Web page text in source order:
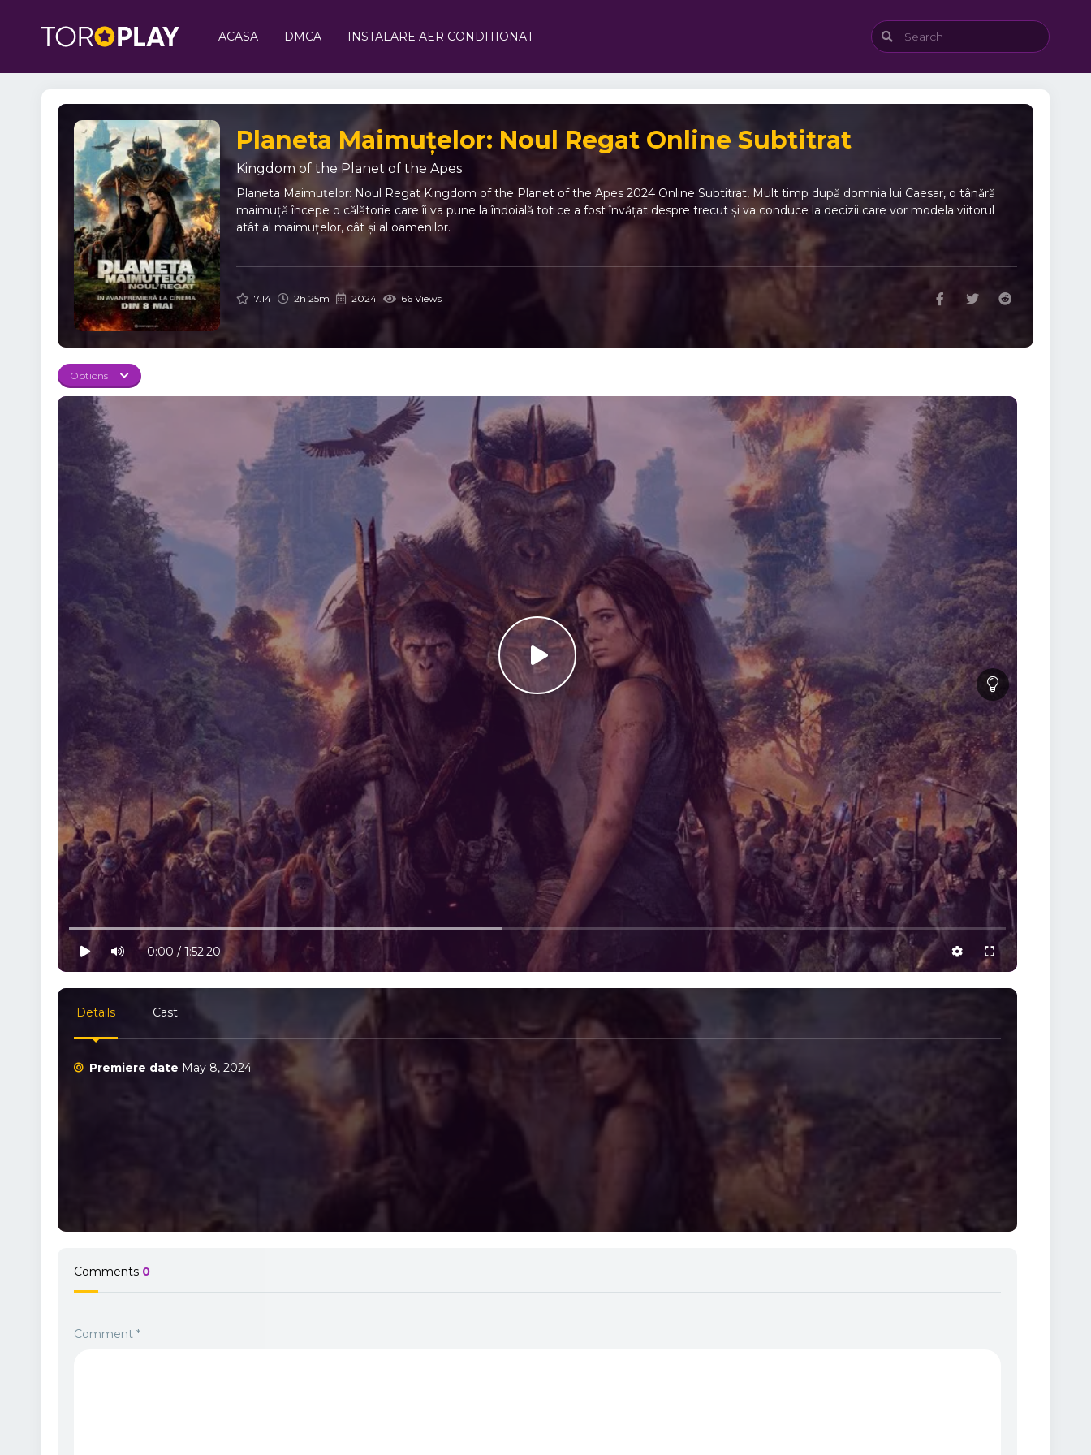
ACASA DMCA INSTALARE AER CONDITIONAT
Planeta Maimuțelor: Noul Regat Online Subtitrat
Kingdom of the Planet of the Apes
Planeta Maimuțelor: Noul Regat Kingdom of the Planet of the Apes 2024 Online Subtitrat, Mult timp după domnia lui Caesar, o tânără
maimuță începe o călătorie care îi va pune la îndoială tot ce a fost învățat despre trecut și va conduce la decizii care vor modela viitorul
atât al maimuțelor, cât și al oamenilor.
7.14 2h 25m 2024 66 Views
Options
10% progress
play
volume
0:00 / 1:52:20 settingsfull
Details Cast
Premiere date May 8, 2024
Comments 0
Comment *